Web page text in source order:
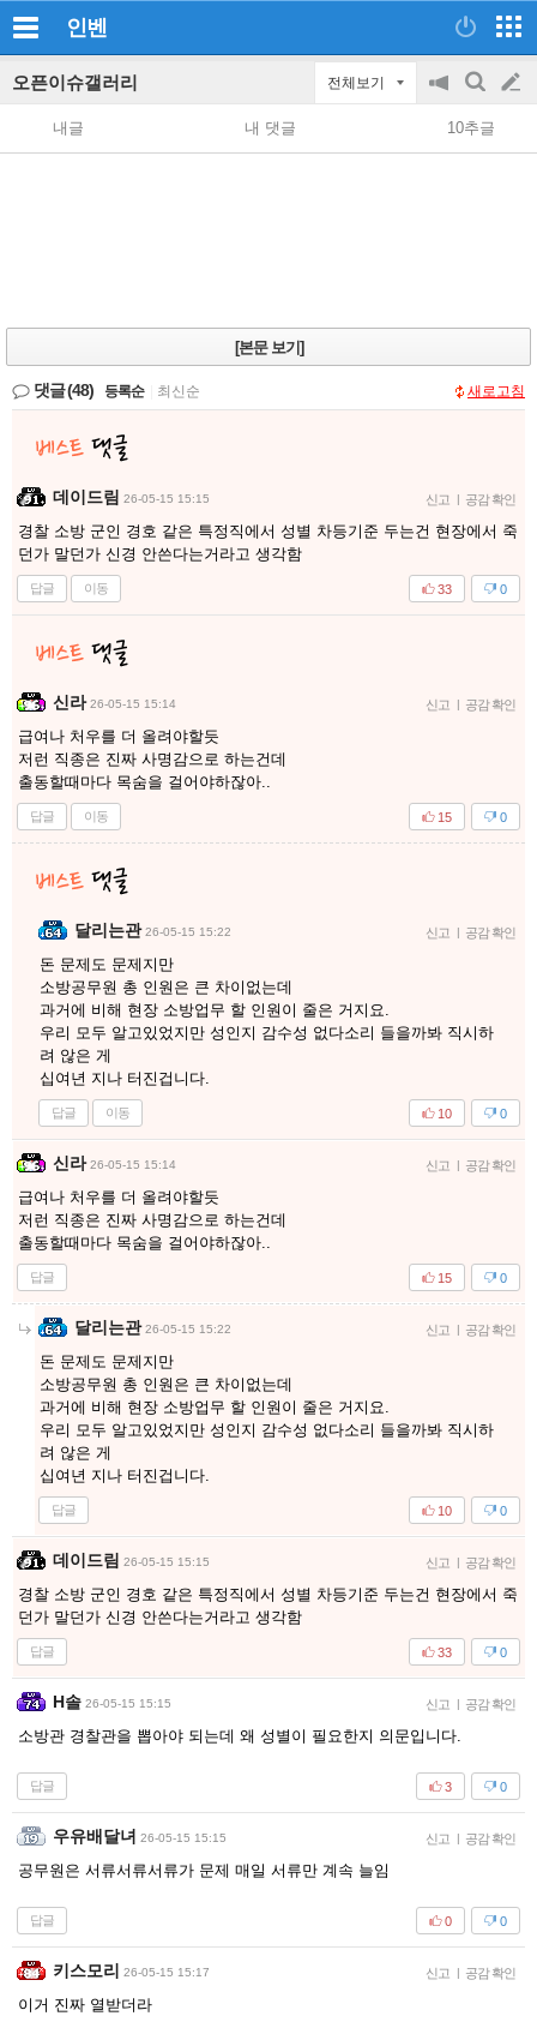
인벤
오픈이슈갤러리 전체보기
공
지
on/off
검
색
글
쓰
내글 내 댓글 10추글
[본문 보기]
댓글(48) 등록순 최신순 새로고침
데이드림 26-05-15 15:15 신고 | 공감 확인
경찰 소방 군인 경호 같은 특정직에서 성별 차등기준 두는건 현장에서 죽
던가 말던가 신경 안쓴다는거라고 생각함
답글 이동 0
33
신라 26-05-15 15:14 신고 | 공감 확인
급여나 처우를 더 올려야할듯
저런 직종은 진짜 사명감으로 하는건데
출동할때마다 목숨을 걸어야하잖아..
답글 이동 0
15
달리는관 26-05-15 15:22 신고 | 공감 확인
돈 문제도 문제지만
소방공무원 총 인원은 큰 차이없는데
과거에 비해 현장 소방업무 할 인원이 줄은 거지요.
우리 모두 알고있었지만 성인지 감수성 없다소리 들을까봐 직시하
려 않은 게
십여년 지나 터진겁니다.
답글 이동 0
10
신라 26-05-15 15:14 신고 | 공감 확인
급여나 처우를 더 올려야할듯
저런 직종은 진짜 사명감으로 하는건데
출동할때마다 목숨을 걸어야하잖아..
답글 0
15
달리는관 26-05-15 15:22 신고 | 공감 확인
돈 문제도 문제지만
소방공무원 총 인원은 큰 차이없는데
과거에 비해 현장 소방업무 할 인원이 줄은 거지요.
우리 모두 알고있었지만 성인지 감수성 없다소리 들을까봐 직시하
려 않은 게
십여년 지나 터진겁니다.
답글 0
10
데이드림 26-05-15 15:15 신고 | 공감 확인
경찰 소방 군인 경호 같은 특정직에서 성별 차등기준 두는건 현장에서 죽
던가 말던가 신경 안쓴다는거라고 생각함
답글 0
33
H솔 26-05-15 15:15 신고 | 공감 확인
소방관 경찰관을 뽑아야 되는데 왜 성별이 필요한지 의문입니다.
답글 0
3
우유배달녀 26-05-15 15:15 신고 | 공감 확인
공무원은 서류서류서류가 문제 매일 서류만 계속 늘임
답글 0
0
키스모리 26-05-15 15:17 신고 | 공감 확인
이거 진짜 열받더라